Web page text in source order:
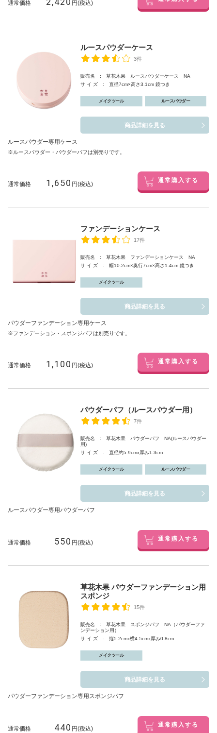
通常価格 円(税込)
ルースパウダーケース
3件
販売名 : 草花木果 ルースパウダーケース NA
サ イ ズ : 直径7cm×高さ3.1cm 鏡つき
メイクツール ルースパウダー
商品詳細を見る
ルースパウダー専用ケース
※ルースパウダー・パウダーパフは別売りです。
通常価格 1,650 円(税込) 通常購入する
ファンデーションケース
17件
販売名 : 草花木果 ファンデーションケース NA
サ イ ズ : 幅10.2cm×奥行7cm×高さ1.4cm 鏡つき
メイクツール
商品詳細を見る
パウダーファンデーション専用ケース
※ファンデーション・スポンジパフは別売りです。
通常価格 1,100 円(税込) 通常購入する
パウダーパフ（ルースパウダー用）
7件
販売名 : 草花木果 パウダーパフ NA(ルースパウダー
用)
サ イ ズ : 直径約5.9cmx厚み1.3cm
メイクツール ルースパウダー
商品詳細を見る
ルースパウダー専用パウダーパフ
通常価格 550 円(税込) 通常購入する
草花木果 パウダーファンデーション用
スポンジ
15件
販売名 : 草花木果 スポンジパフ NA（パウダーファ
ンデーション用）
サ イ ズ : 縦5.2cmx横4.5cmx厚み0.8cm
メイクツール
商品詳細を見る
パウダーファンデーション専用スポンジパフ
通常価格 440 円(税込) 通常購入する